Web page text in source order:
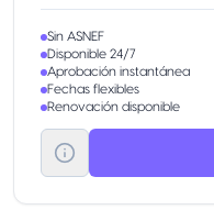
Sin ASNEF
Disponible 24/7
Aprobación instantánea
Fechas flexibles
Renovación disponible